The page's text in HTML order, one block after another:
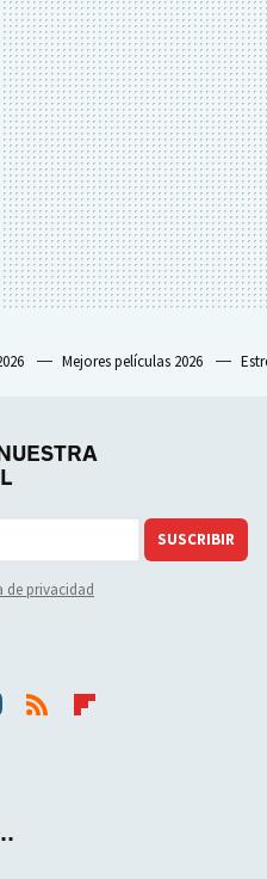
Mejores películas 2026
SUSCRIBIR
de privacidad